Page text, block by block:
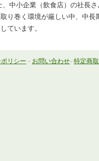
中小企業（飲食店）の社長
り巻く環境が厳しい中、中
ています。
リシー - お問い合わせ- 特定商